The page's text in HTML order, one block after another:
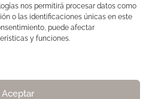
nos permitirá procesar datos como
o las identificaciones únicas en este
puede afectar
y funciones.
Aceptar